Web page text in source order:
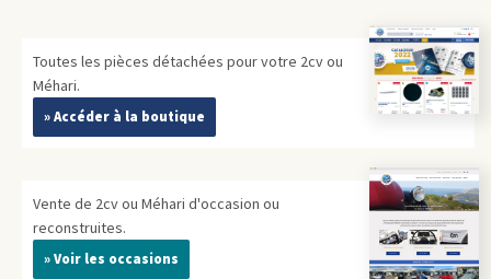
Toutes les pièces détachées pour votre 2cv ou
Méhari.
» Accéder à la boutique
Vente de 2cv ou Méhari d'occasion ou
reconstruites.
» Voir les occasions